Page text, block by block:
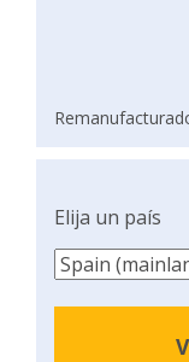
Elija un país